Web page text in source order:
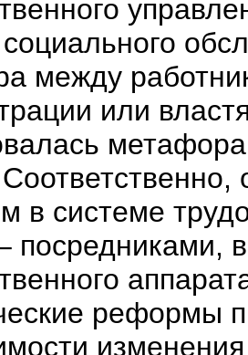
между
или
в системе
посредниками,
реформы